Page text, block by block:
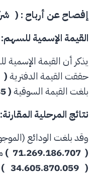
إفصاح عن أرباح : (
القيمة الإسمية للسهم:
حققت القيمة الدفترية( 808.47 )
بلغت القيمة السوقية( 2.348.85 )
نتائج المرحلية المقارنة:
وقد بلغت الودائع
( 71.269.186.707 )
( 34.605.870.059 )